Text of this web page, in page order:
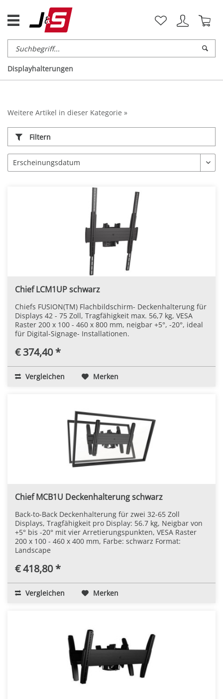
Displayhalterungen
Weitere Artikel in dieser Kategorie »
Filtern
Chief LCM1UP schwarz
Chiefs FUSION(TM) Flachbildschirm- Deckenhalterung für
Displays 42 - 75 Zoll, Tragfähigkeit max. 56,7 kg, VESA
Raster 200 x 100 - 460 x 800 mm, neigbar +5°, -20°, ideal
für Digital-Signage- Installationen.
€ 374,40 *
Vergleichen Merken
Chief MCB1U Deckenhalterung schwarz
Back-to-Back Deckenhalterung für zwei 32-65 Zoll
Displays, Tragfähigkeit pro Display: 56.7 kg, Neigbar von
+5° bis -20° mit vier Arretierungspunkten, VESA Raster
200 x 100 - 460 x 400 mm, Farbe: schwarz Format:
Landscape
€ 418,80 *
Vergleichen Merken